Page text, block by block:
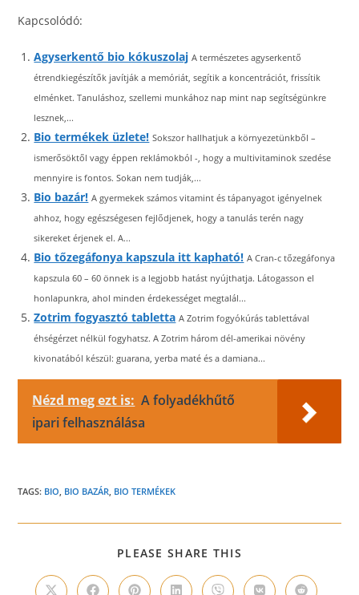
Kapcsolódó:
Agyserkentő bio kókuszolaj A természetes agyserkentő
étrendkiegészítők javítják a memóriát, segítik a koncentrációt, frissítik
elménket. Tanuláshoz, szellemi munkához nap mint nap segítségünkre
lesznek,...
Bio termékek üzlete! Sokszor hallhatjuk a környezetünkből –
ismerősöktől vagy éppen reklámokból -, hogy a multivitaminok szedése
mennyire is fontos. Sokan nem tudják,...
Bio bazár! A gyermekek számos vitamint és tápanyagot igényelnek
ahhoz, hogy egészségesen fejlődjenek, hogy a tanulás terén nagy
sikereket érjenek el. A...
Bio tőzegáfonya kapszula itt kapható! A Cran-c tőzegáfonya
kapszula 60 – 60 önnek is a legjobb hatást nyújthatja. Látogasson el
honlapunkra, ahol minden érdekességet megtalál...
Zotrim fogyasztó tabletta A Zotrim fogyókúrás tablettával
éhségérzet nélkül fogyhatsz. A Zotrim három dél-amerikai növény
kivonatából készül: guarana, yerba maté és a damiana...
Nézd meg ezt is: A folyadékhűtő
ipari felhasználása
TAGS: BIO, BIO BAZÁR, BIO TERMÉKEK
PLEASE SHARE THIS
CONTENT